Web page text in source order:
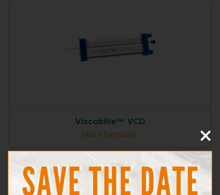
Viscobille™ VCD
Más información ×